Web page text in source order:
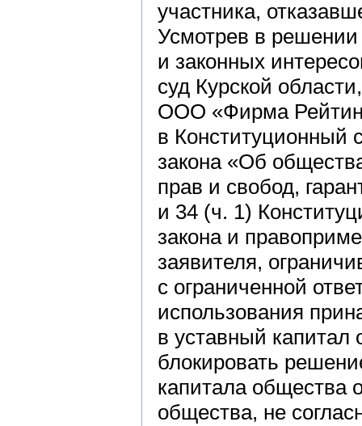
участника,
Усмотрев в
и законных
суд Курской
ООО «Фирма
в Конституционный
закона «Об
прав и свобод,
и 34 (ч. 1)
закона и
заявителя,
с ограниченной
использования
в уставный капитал
блокировать
капитала общества
общества, не